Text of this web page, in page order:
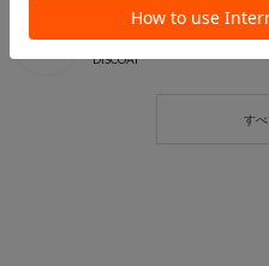
本部STAFF
OnlineStore
DISCOAT